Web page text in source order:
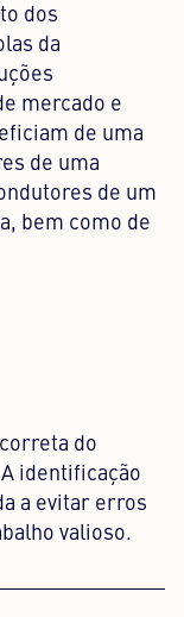
dos
da
mercado e
de uma
de uma
de um
bem como de
do
identificação
a evitar erros
valioso.